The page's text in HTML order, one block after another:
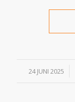
24 JUNI 2025
/